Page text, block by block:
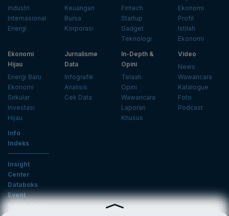
Industri
Internasional
Energi
Keuangan
Bursa
Korporasi
Fintech
Startup
Gadget
Teknologi
Ekonomi
Profil
Istilah
Ekonomi
Ekonomi
Hijau
Energi Baru
Ekonomi
Sirkular
Investasi
Hijau
Jurnalisme
Data
Infografik
Analisis
Cek Data
In-Depth &
Opini
Telaah
Opini
Wawancara
Laporan
Khusus
Video
News
Wawancara
Katalogue
Foto
Podcast
Info
Indeks
Insight
Center
Databoks
Event
KatadataOto